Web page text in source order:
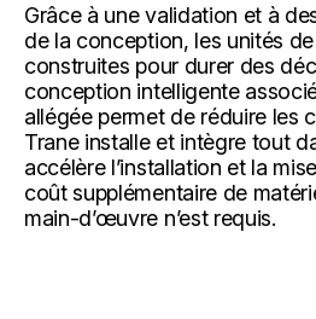
Grâce à une validation et à
de la conception, les unités
construites pour durer des
conception intelligente
allégée permet de réduire les
Trane installe et intègre tout
accélère l’installation et la
coût supplémentaire de
main-d’œuvre n’est requis.